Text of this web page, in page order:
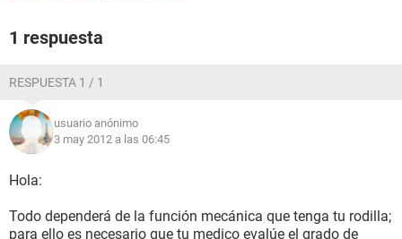
1 respuesta
RESPUESTA 1 / 1
usuario anónimo
3 may 2012 a las 06:45
Hola:
Todo dependerá de la función mecánica que tenga tu rodilla;
para ello es necesario que tu medico evalúe el grado de